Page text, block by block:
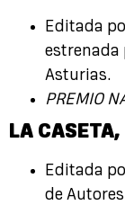
Editada
estrenada
Asturias.
PREMIO
LA CASETA,
Editada
de